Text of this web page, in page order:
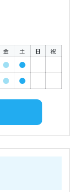
金 土 日 祝
●
●
● ●